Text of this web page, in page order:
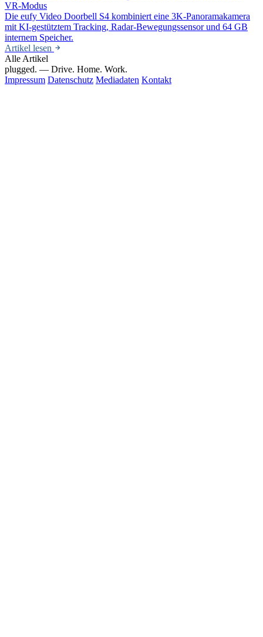
VR-Modus
Die eufy Video Doorbell S4 kombiniert eine 3K-Panoramakamera
mit KI-gestütztem Tracking, Radar-Bewegungssensor und 64 GB
internem Speicher.
Artikel lesen
Alle Artikel
plugged. — Drive. Home. Work.
Impressum Datenschutz Mediadaten Kontakt